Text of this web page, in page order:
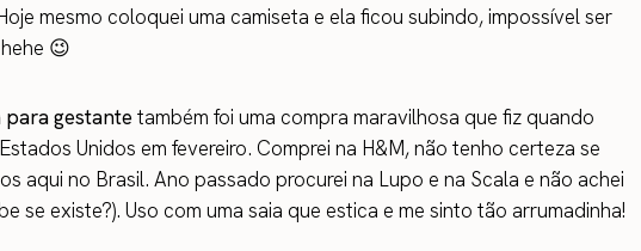
mesmo coloquei uma camiseta e ela ficou subindo, impossível ser
😉
para gestantetambém foi uma compra maravilhosa que fiz quando
Unidos em fevereiro. Comprei na H&M, não tenho certeza se
aqui no Brasil. Ano passado procurei na Lupo e na Scala e não achei
se existe?). Uso com uma saia que estica e me sinto tão arrumadinha!